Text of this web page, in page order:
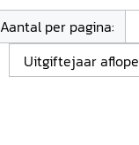
Aantal per pagina: